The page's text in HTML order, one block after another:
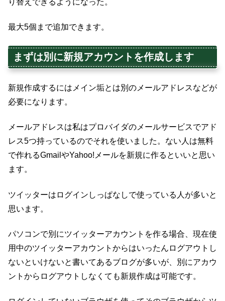
最大5個まで追加できます。
まずは別に新規アカウントを作成します
新規作成するにはメイン垢とは別のメールアドレスなどが
必要になります。
メールアドレスは私はプロバイダのメールサービスでアド
レス5つ持っているのでそれを使いました。ない人は無料
で作れるGmailやYahoo!メールを新規に作るといいと思い
ます。
ツイッターはログインしっぱなしで使っている人が多いと
思います。
パソコンで別にツイッターアカウントを作る場合、現在使
用中のツイッターアカウントからはいったんログアウトし
ないといけないと書いてあるブログが多いが、別にアカウ
ントからログアウトしなくても新規作成は可能です。